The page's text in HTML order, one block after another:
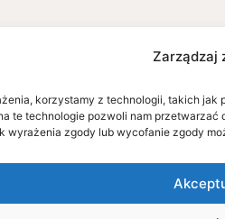
Zarządzaj
korzystamy z technologii, takich
te technologie pozwoli nam
wyrażenia zgody lub wycofanie zgody